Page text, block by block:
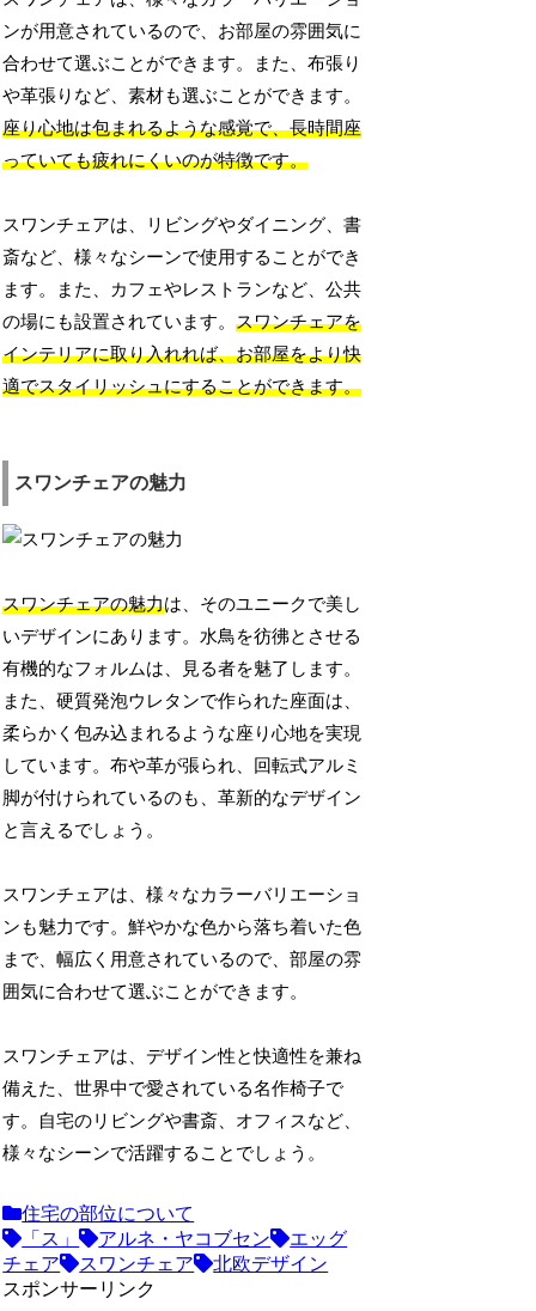
ンが用意されているので、お部屋の雰囲気に
合わせて選ぶことができます。また、布張り
や革張りなど、素材も選ぶことができます。
座り心地は包まれるような感覚で、長時間座
っていても疲れにくいのが特徴です。
スワンチェアは、リビングやダイニング、書
斎など、様々なシーンで使用することができ
ます。また、カフェやレストランなど、公共
の場にも設置されています。スワンチェアを
インテリアに取り入れれば、お部屋をより快
適でスタイリッシュにすることができます。
スワンチェアの魅力
スワンチェアの魅力は、そのユニークで美し
いデザインにあります。水鳥を彷彿とさせる
有機的なフォルムは、見る者を魅了します。
また、硬質発泡ウレタンで作られた座面は、
柔らかく包み込まれるような座り心地を実現
しています。布や革が張られ、回転式アルミ
脚が付けられているのも、革新的なデザイン
と言えるでしょう。
スワンチェアは、様々なカラーバリエーショ
ンも魅力です。鮮やかな色から落ち着いた色
まで、幅広く用意されているので、部屋の雰
囲気に合わせて選ぶことができます。
スワンチェアは、デザイン性と快適性を兼ね
備えた、世界中で愛されている名作椅子で
す。自宅のリビングや書斎、オフィスなど、
様々なシーンで活躍することでしょう。
住宅の部位について
「ス」
アルネ・ヤコブセン
エッグ
チェア
スワンチェア
北欧デザイン
スポンサーリンク